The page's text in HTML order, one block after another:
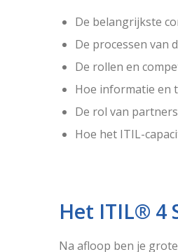
De belangrijkste
De processen van
De rollen en
Hoe informatie en
De rol van
Hoe het ITIL-
Het ITIL® 4
Na afloop ben je